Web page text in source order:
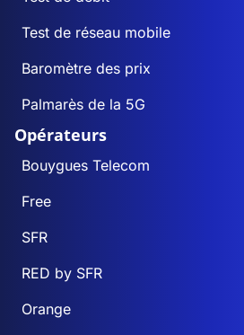
Test de réseau mobile
Baromètre des prix
Palmarès de la 5G
Opérateurs
Bouygues Telecom
Free
SFR
RED by SFR
Orange